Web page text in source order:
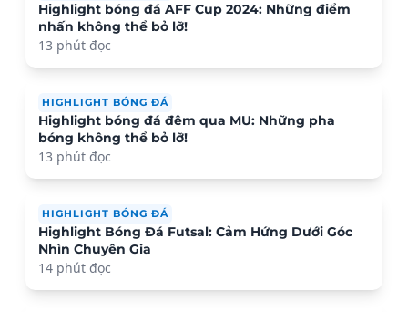
Highlight bóng đá AFF Cup 2024: Những điểm
nhấn không thể bỏ lỡ!
13 phút đọc
HIGHLIGHT BÓNG ĐÁ
Highlight bóng đá đêm qua MU: Những pha
bóng không thể bỏ lỡ!
13 phút đọc
HIGHLIGHT BÓNG ĐÁ
Highlight Bóng Đá Futsal: Cảm Hứng Dưới Góc
Nhìn Chuyên Gia
14 phút đọc